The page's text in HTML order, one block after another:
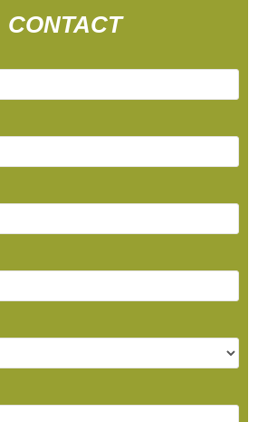
CONTACT